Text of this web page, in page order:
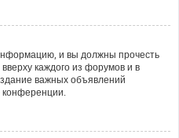
и вы должны прочесть
каждого из форумов и в
важных объявлений
конференции.